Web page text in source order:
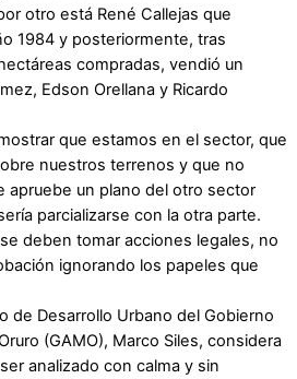
otro está René Callejas que
1984 y posteriormente, tras
compradas, vendió un
Edson Orellana y Ricardo
que estamos en el sector, que
nuestros terrenos y que no
apruebe un plano del otro sector
parcializarse con la otra parte.
deben tomar acciones legales, no
ignorando los papeles que
de Desarrollo Urbano del Gobierno
(GAMO), Marco Siles, considera
analizado con calma y sin